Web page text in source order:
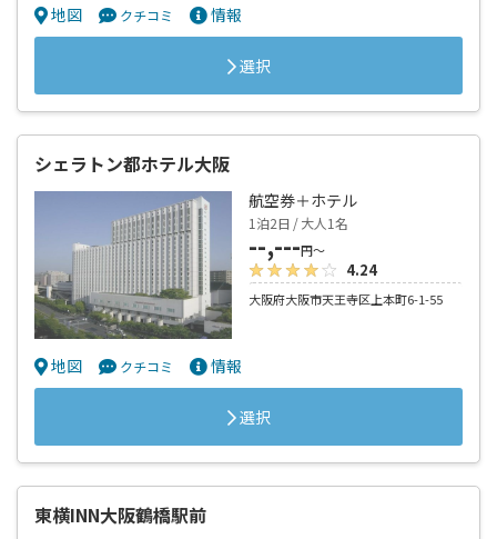
地図 クチコミ 情報
選択
シェラトン都ホテル大阪
航空券＋ホテル
1泊2日 / 大人1名
--,---円～
4.24
大阪府大阪市天王寺区上本町6-1-55
地図 クチコミ 情報
選択
東横INN大阪鶴橋駅前